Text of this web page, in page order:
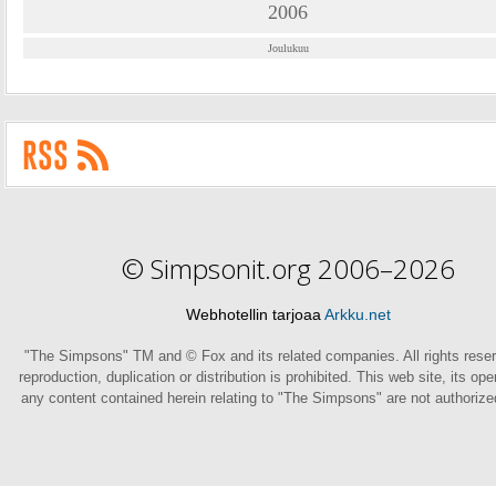
2006
Joulukuu
© Simpsonit.org 2006–2026
Webhotellin tarjoaa Arkku.net
"The Simpsons" TM and © Fox and its related companies. All rights
reproduction, duplication or distribution is prohibited. This web site, its
any content contained herein relating to "The Simpsons" are not